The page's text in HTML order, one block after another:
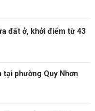
đất ở, khởi điểm từ 43
tại phường Quy Nhơn